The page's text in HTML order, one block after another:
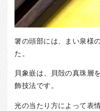
箸の頭部には、まい泉様
た。
貝象嵌は、貝殻の真珠層
飾技法です。
光の当たり方によって表